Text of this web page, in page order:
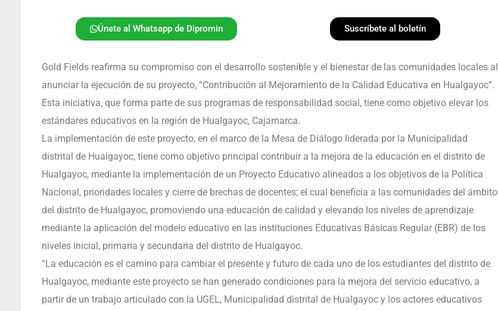
Únete al Whatsapp de Dipromin Suscríbete al boletín
Gold Fields reafirma su compromiso con el desarrollo sostenible y el bienestar de las comunidades locales al
anunciar la ejecución de su proyecto, “Contribución al Mejoramiento de la Calidad Educativa en Hualgayoc”.
Esta iniciativa, que forma parte de sus programas de responsabilidad social, tiene como objetivo elevar los
estándares educativos en la región de Hualgayoc, Cajamarca.
La implementación de este proyecto, en el marco de la Mesa de Diálogo liderada por la Municipalidad
distrital de Hualgayoc, tiene como objetivo principal contribuir a la mejora de la educación en el distrito de
Hualgayoc, mediante la implementación de un Proyecto Educativo alineados a los objetivos de la Política
Nacional, prioridades locales y cierre de brechas de docentes; el cual beneficia a las comunidades del ámbito
del distrito de Hualgayoc, promoviendo una educación de calidad y elevando los niveles de aprendizaje
mediante la aplicación del modelo educativo en las instituciones Educativas Básicas Regular (EBR) de los
niveles inicial, primaria y secundaria del distrito de Hualgayoc.
“La educación es el camino para cambiar el presente y futuro de cada uno de los estudiantes del distrito de
Hualgayoc, mediante este proyecto se han generado condiciones para la mejora del servicio educativo, a
partir de un trabajo articulado con la UGEL, Municipalidad distrital de Hualgayoc y los actores educativos